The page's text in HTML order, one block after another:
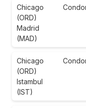
Chicago
(ORD)
Madrid
(MAD)
Chicago
(ORD)
Istambul
(IST)